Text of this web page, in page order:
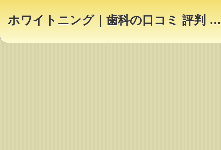
ホワイトニング｜歯科の口コミ 評判 ランキング【Dr.NAVI】